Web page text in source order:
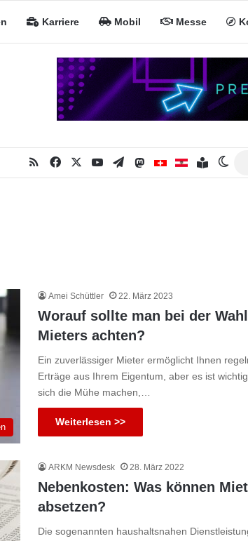
Karriere Mobil Messe
RSSFacebookYouTubeTelegramMastodonMiNa CHMiNa AT
Amei Schüttler 22. März 2023
Worauf sollte man bei der
Mieters achten?
Ein zuverlässiger Mieter ermöglicht Ihnen
Erträge aus Ihrem Eigentum, aber es ist
sich die Mühe machen,…
Weiterlesen >>
ARKM Newsdesk 28. März 2022
Nebenkosten: Was können
absetzen?
Die sogenannten haushaltsnahen